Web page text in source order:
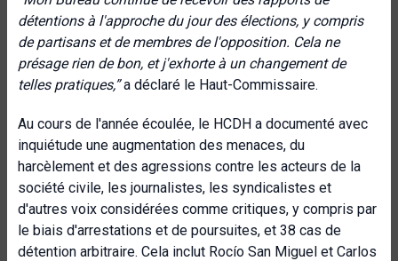
détentions à l'approche du jour des élections, y compris
de partisans et de membres de l'opposition. Cela ne
présage rien de bon, et j'exhorte à un changement de
telles pratiques,”a déclaré le Haut-Commissaire.
Au cours de l'année écoulée, le HCDH a documenté avec
inquiétude une augmentation des menaces, du
harcèlement et des agressions contre les acteurs de la
société civile, les journalistes, les syndicalistes et
d'autres voix considérées comme critiques, y compris par
le biais d'arrestations et de poursuites, et 38 cas de
détention arbitraire. Cela inclut Rocío San Miguel et Carlos